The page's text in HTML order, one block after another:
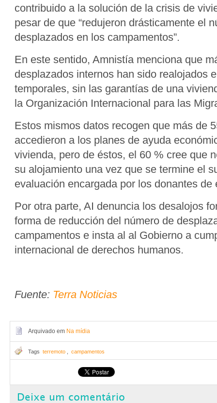
contribuido a la solución de la crisis de
pesar de que “redujeron drásticamente el
desplazados en los campamentos”.
En este sentido, Amnistía menciona que
desplazados internos han sido realojados
temporales, sin las garantías de una
la Organización Internacional para las
Estos mismos datos recogen que más de
accedieron a los planes de ayuda
vivienda, pero de éstos, el 60 % cree que
su alojamiento una vez que se termine el
evaluación encargada por los donantes de
Por otra parte, AI denuncia los desalojos
forma de reducción del número de
campamentos e insta al al Gobierno a
internacional de derechos humanos.
Fuente: Terra Noticias
Arquivado em Na mídia
Tags terremoto campamentos
Deixe um comentário